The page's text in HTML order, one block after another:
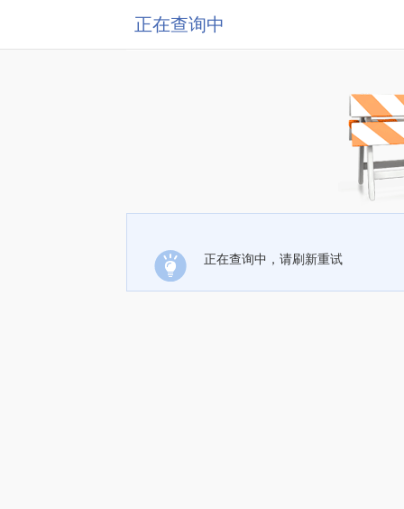
正在查询中
正在查询中，请刷新重试